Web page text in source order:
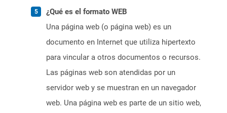
¿Qué es el formato WEB
Una página web (o página web) es un
documento en Internet que utiliza hipertexto
para vincular a otros documentos o recursos.
Las páginas web son atendidas por un
servidor web y se muestran en un navegador
web. Una página web es parte de un sitio web,